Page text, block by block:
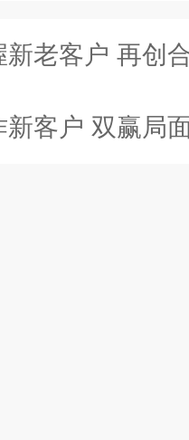
新老客户 再创
新客户 双赢局